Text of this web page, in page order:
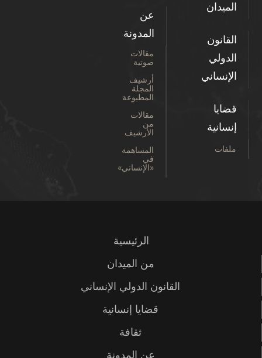
الميدان
القانون
الدولي
الإنساني
قضايا
إنسانية
ملفات
عن
المدونة
مقالات
صوتية
أرشيف
المجلة
المطبوعة
مقالات
من
الأرشيف
المساهمة
في
«الإنساني»
الرئيسية
من الميدان
القانون الدولي الإنساني
قضايا إنسانية
ثقافة
عن المدونة